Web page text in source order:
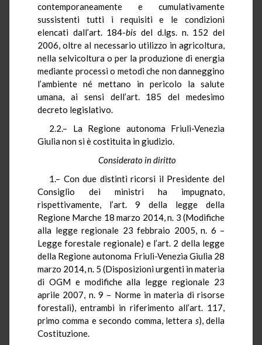
contemporaneamente e cumulativamente
sussistenti tutti i requisiti e le condizioni
elencati dall’art. 184-bis del d.lgs. n. 152 del
2006, oltre al necessario utilizzo in agricoltura,
nella selvicoltura o per la produzione di energia
mediante processi o metodi che non danneggino
l’ambiente né mettano in pericolo la salute
umana, ai sensi dell’art. 185 del medesimo
decreto legislativo.
2.2.– La Regione autonoma Friuli-Venezia
Giulia non si è costituita in giudizio.
Considerato in diritto
1.– Con due distinti ricorsi il Presidente del
Consiglio dei ministri ha impugnato,
rispettivamente, l’art. 9 della legge della
Regione Marche 18 marzo 2014, n. 3 (Modifiche
alla legge regionale 23 febbraio 2005, n. 6 –
Legge forestale regionale) e l’art. 2 della legge
della Regione autonoma Friuli-Venezia Giulia 28
marzo 2014, n. 5 (Disposizioni urgenti in materia
di OGM e modifiche alla legge regionale 23
aprile 2007, n. 9 – Norme in materia di risorse
forestali), entrambi in riferimento all’art. 117,
primo comma e secondo comma, lettera s), della
Costituzione.